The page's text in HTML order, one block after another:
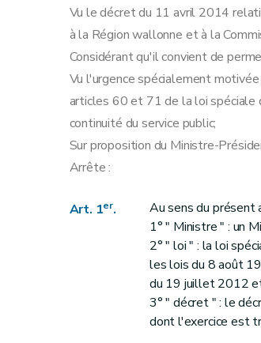
Vu le décret du 11 avril 2014
à la Région wallonne et à la
Considérant qu'il convient de
Vu l'urgence spécialement
articles 60 et 71 de la loi
continuité du service public;
Sur proposition du Ministre-
Arrête :
Art. 1er.
Au sens du présent
1° " Ministre " : un
2° " loi " : la loi
les lois du 8 août
du 19 juillet 2012
3° " décret " : le
dont l'exercice est